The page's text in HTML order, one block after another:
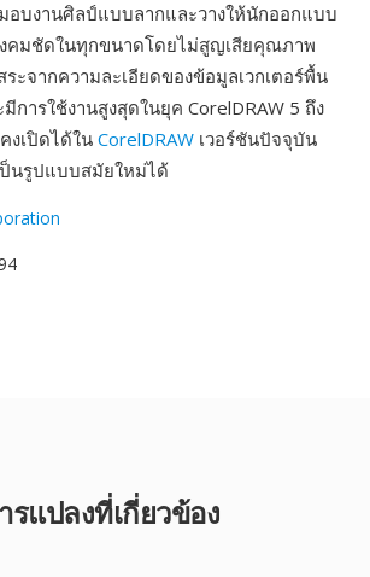
อบงานศิลป์แบบลากและวางให้นักออกแบบ
คมชัดในทุกขนาดโดยไม่สูญเสียคุณภาพ
ะจากความละเอียดของข้อมูลเวกเตอร์พื้น
ารใช้งานสูงสุดในยุค CorelDRAW 5 ถึง
งเปิดได้ใน CorelDRAW เวอร์ชันปัจจุบัน
นรูปแบบสมัยใหม่ได้
รแปลงที่เกี่ยวข้อง